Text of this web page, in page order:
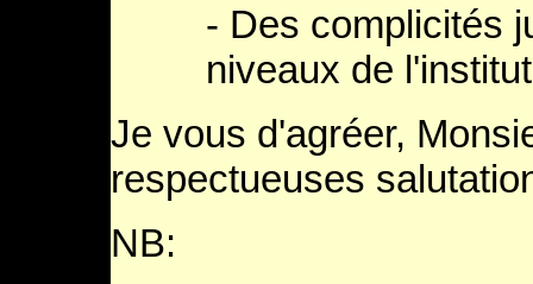
- Des complicités
niveaux de
Je vous d'agréer,
respectueuses
NB: